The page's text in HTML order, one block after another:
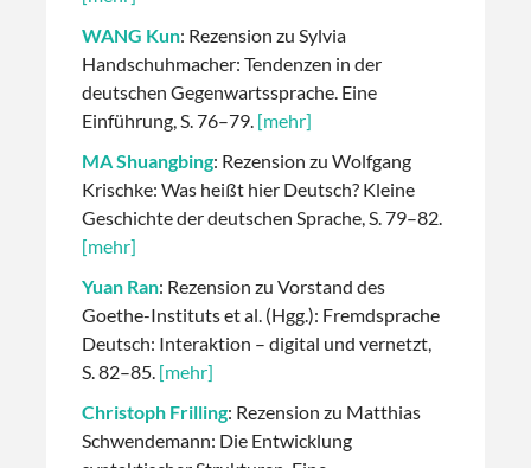
WANG Kun: Rezension zu Sylvia
Handschuhmacher: Tendenzen in der
deutschen Gegenwartssprache. Eine
Einführung, S. 76–79. [mehr]
MA Shuangbing: Rezension zu Wolfgang
Krischke: Was heißt hier Deutsch? Kleine
Geschichte der deutschen Sprache, S. 79–82.
[mehr]
Yuan Ran: Rezension zu Vorstand des
Goethe-Instituts et al. (Hgg.): Fremdsprache
Deutsch: Interaktion – digital und vernetzt,
S. 82–85. [mehr]
Christoph Frilling: Rezension zu Matthias
Schwendemann: Die Entwicklung